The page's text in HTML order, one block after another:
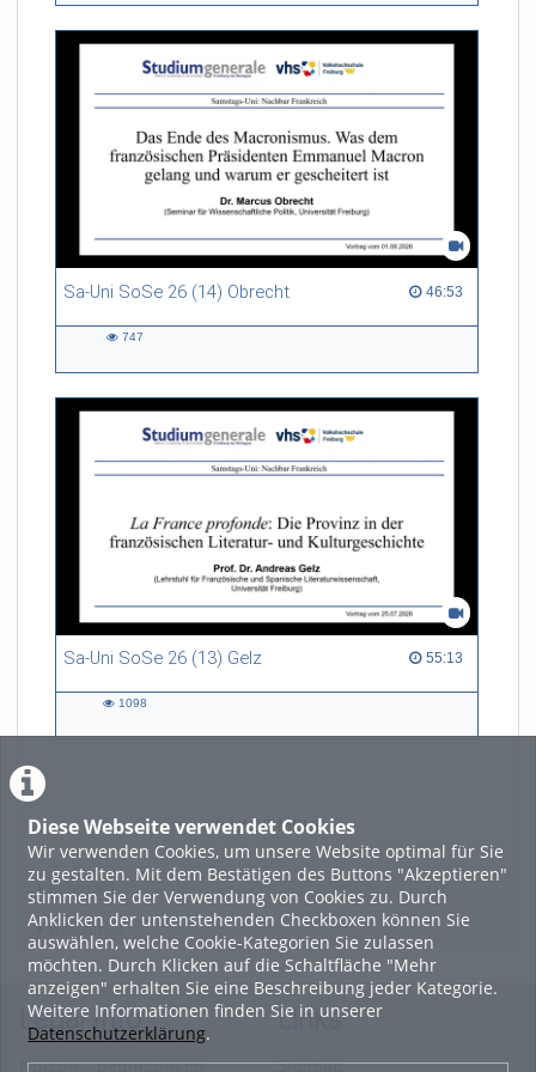
Diese Webseite verwendet Cookies
Wir verwenden Cookies, um unsere Website optimal für Sie
zu gestalten. Mit dem Bestätigen des Buttons "Akzeptieren"
stimmen Sie der Verwendung von Cookies zu. Durch
Anklicken der untenstehenden Checkboxen können Sie
auswählen, welche Cookie-Kategorien Sie zulassen
möchten. Durch Klicken auf die Schaltfläche "Mehr
anzeigen" erhalten Sie eine Beschreibung jeder Kategorie.
Weitere Informationen finden Sie in unserer
Datenschutzerklärung.
Sa-Uni SoSe 26 (14) Obrecht 46:53
46:53 duration
747
Sa-Uni SoSe 26 (13) Gelz 55:13
55:13 duration
1098
LADE MEHR
Featured
Beliebtheit
Legal Info
Nutzungsbedingungen
Links
Sitemap